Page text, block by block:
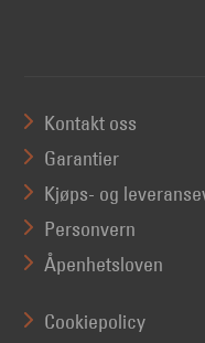
Kontakt oss
Garantier
Kjøps- og
Personvern
Åpenhetsloven
Cookiepolicy